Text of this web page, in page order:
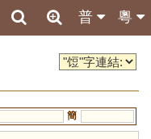
粵
普
簡